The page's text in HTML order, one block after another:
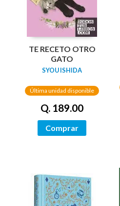
TE RECETO OTRO
GATO
SYOU ISHIDA
Última unidad disponible
Q. 189.00
Comprar